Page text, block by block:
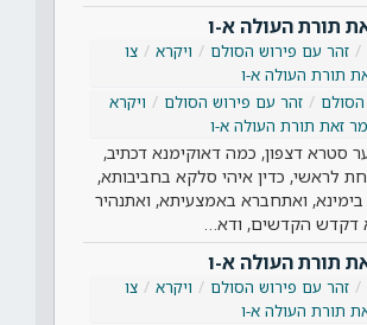
תורת העולה א-ו
זהר עם פירוש הסולם ויקרא
צו
תורת העולה א-ו
זהר עם פירוש הסולם
ויקרא
זאת תורת העולה א-ו
סטרא דצפון, כמה דאוקימנא דכתיב,
לראשי, כדין איהי סלקא בחביבותא,
ואתחברא באמצעיתא, ואתנהיר
דקדש הקדשים, ודא…
תורת העולה א-ו
זהר עם פירוש הסולם ויקרא
צו
תורת העולה א-ו